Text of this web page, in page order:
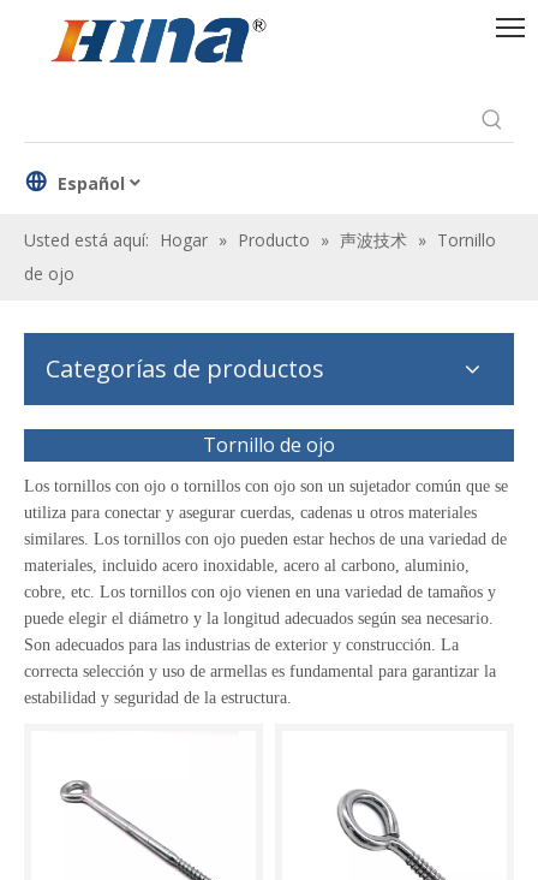
Español
Usted está aquí: Hogar » Producto » 声波技术 » Tornillo
de ojo
Categorías de productos
Tornillo de ojo
Los tornillos con ojo o tornillos con ojo son un sujetador común que se
utiliza para conectar y asegurar cuerdas, cadenas u otros materiales
similares. Los tornillos con ojo pueden estar hechos de una variedad de
materiales, incluido acero inoxidable, acero al carbono, aluminio,
cobre, etc. Los tornillos con ojo vienen en una variedad de tamaños y
puede elegir el diámetro y la longitud adecuados según sea necesario.
Son adecuados para las industrias de exterior y construcción. La
correcta selección y uso de armellas es fundamental para garantizar la
estabilidad y seguridad de la estructura.